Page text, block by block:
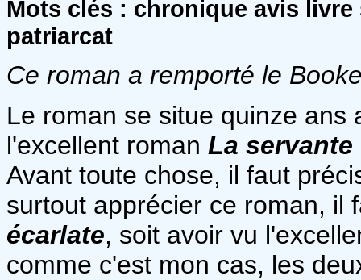
Mots clés : chronique avis
patriarcat
Ce roman a remporté le
Le roman se situe quinze ans
l'excellent roman La servante
Avant toute chose, il faut
surtout apprécier ce roman, il
écarlate, soit avoir vu
comme c'est mon cas, les